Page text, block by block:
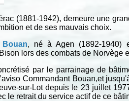
(1881-1942), demeure une
et de ses mauvais choix.
Bouan, né à Agen (1892-1940)
lors des combats de Norvège
par le parrainage de
Commandant Bouan,et
sur-Lot depuis le 23 juillet
le retrait du service actif de ce